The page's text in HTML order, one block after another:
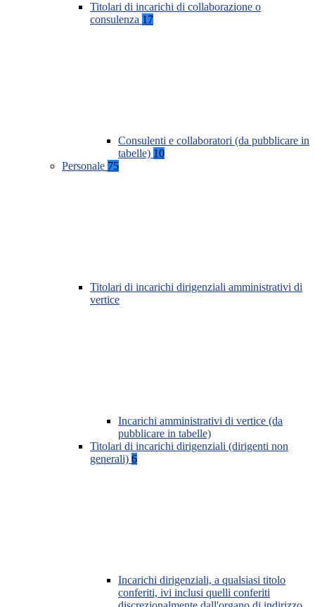
Titolari di incarichi di collaborazione o
consulenza 17
Consulenti e collaboratori (da pubblicare in
tabelle) 10
Personale 75
Titolari di incarichi dirigenziali amministrativi di
vertice
Incarichi amministrativi di vertice (da
pubblicare in tabelle)
Titolari di incarichi dirigenziali (dirigenti non
generali) 6
Incarichi dirigenziali, a qualsiasi titolo
conferiti, ivi inclusi quelli conferiti